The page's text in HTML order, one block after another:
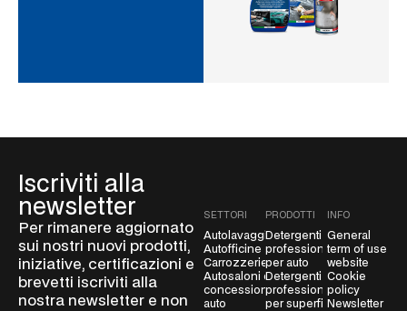
Iscriviti alla
newsletter
Per rimanere aggiornato
sui nostri nuovi prodotti,
iniziative, certificazioni e
brevetti iscriviti alla
nostra newsletter e non
SETTORI
Autolavaggio
Autofficine
Carrozzerie
Autosaloni e
concessionarie
auto
PRODOTTI
Detergenti
professionali
per auto
Detergenti
professionali
per superfici
INFO
General
term of use
website
Cookie
policy
Newsletter